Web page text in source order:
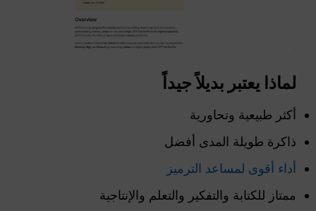
لماذا يعتبر بديلاً جيداً
أكثر طبيعية وتحاورية
ذاكرة طويلة المدى أفضل
أداء أقوى لمساعد الترميز
ممتاز للكتابة والتفكير والتعلم والإنتاجية